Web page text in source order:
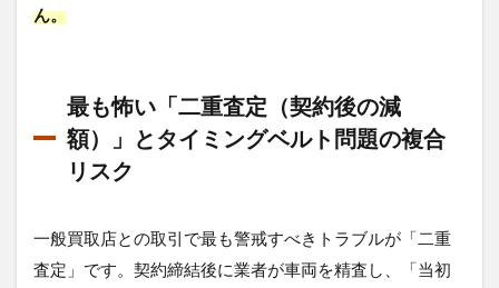
定を
ん。
最も怖い「二重査定（契約後の減
額）」とタイミングベルト問題の複合
リスク
一般買取店との取引で最も警戒すべきトラブルが「二重
査定」です。契約締結後に業者が車両を精査し、「当初